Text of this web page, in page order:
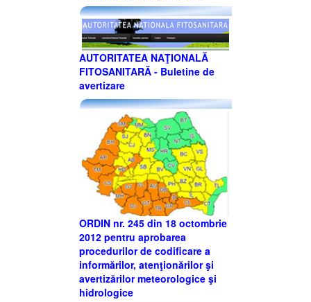
AUTORITATEA NAŢIONALĂ
FITOSANITARĂ - Buletine de
avertizare
ORDIN nr. 245 din 18 octombrie
2012 pentru aprobarea
procedurilor de codificare a
informărilor, atenţionărilor şi
avertizărilor meteorologice şi
hidrologice